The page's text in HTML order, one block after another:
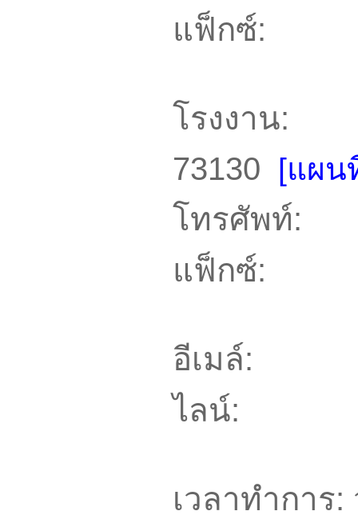
แฟ็กซ์: 0-
โรงงาน:
73130 [แผน
โทรศัพท์:
แฟ็กซ์:
อีเมล์:
ไลน์:
เวลาทำการ